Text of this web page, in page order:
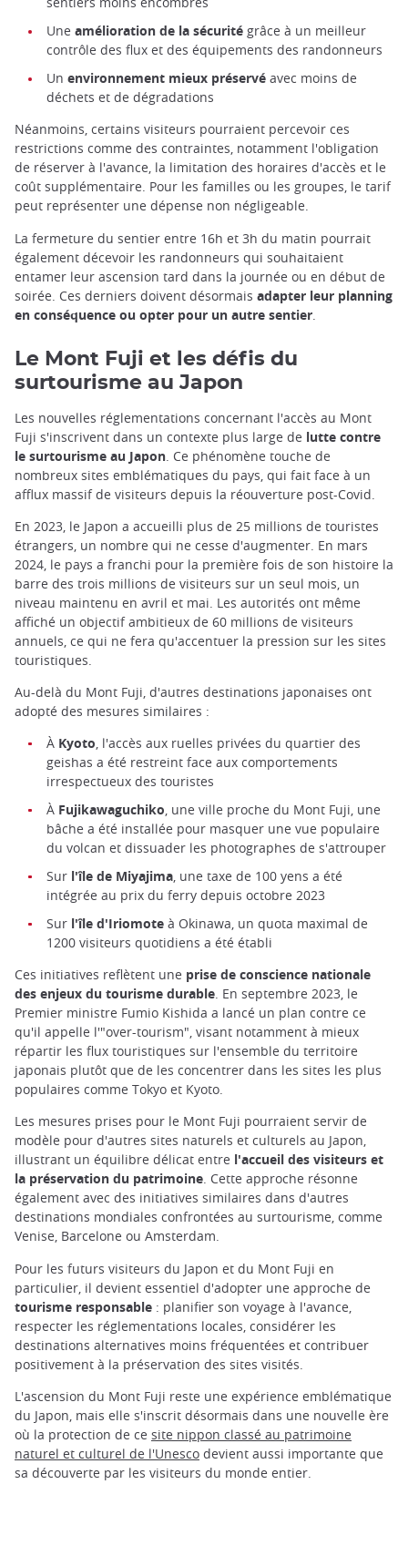
Une amélioration de la sécurité grâce à un meilleur
contrôle des flux et des équipements des randonneurs
Un environnement mieux préservé avec moins de
déchets et de dégradations
Néanmoins, certains visiteurs pourraient percevoir ces
restrictions comme des contraintes, notamment l'obligation
de réserver à l'avance, la limitation des horaires d'accès et le
coût supplémentaire. Pour les familles ou les groupes, le tarif
peut représenter une dépense non négligeable.
La fermeture du sentier entre 16h et 3h du matin pourrait
également décevoir les randonneurs qui souhaitaient
entamer leur ascension tard dans la journée ou en début de
soirée. Ces derniers doivent désormais adapter leur planning
en conséquence ou opter pour un autre sentier
Le Mont Fuji et les défis du
surtourisme au Japon
Les nouvelles réglementations concernant l'accès au Mont
Fuji s'inscrivent dans un contexte plus large de lutte contre
le surtourisme au Japon . Ce phénomène touche de
nombreux sites emblématiques du pays, qui fait face à un
afflux massif de visiteurs depuis la réouverture post-Covid.
En 2023, le Japon a accueilli plus de 25 millions de touristes
étrangers, un nombre qui ne cesse d'augmenter. En mars
2024, le pays a franchi pour la première fois de son histoire la
barre des trois millions de visiteurs sur un seul mois, un
niveau maintenu en avril et mai. Les autorités ont même
affiché un objectif ambitieux de 60 millions de visiteurs
annuels, ce qui ne fera qu'accentuer la pression sur les sites
touristiques.
Au-delà du Mont Fuji, d'autres destinations japonaises ont
adopté des mesures similaires :
À Kyoto, l'accès aux ruelles privées du quartier des
geishas a été restreint face aux comportements
irrespectueux des touristes
À Fujikawaguchiko, une ville proche du Mont Fuji, une
bâche a été installée pour masquer une vue populaire
du volcan et dissuader les photographes de s'attrouper
Sur l'île de Miyajima, une taxe de 100 yens a été
intégrée au prix du ferry depuis octobre 2023
Sur l'île d'Iriomote à Okinawa, un quota maximal de
1200 visiteurs quotidiens a été établi
Ces initiatives reflètent une prise de conscience nationale
des enjeux du tourisme durable. En septembre 2023, le
Premier ministre Fumio Kishida a lancé un plan contre ce
qu'il appelle l'"over-tourism", visant notamment à mieux
répartir les flux touristiques sur l'ensemble du territoire
japonais plutôt que de les concentrer dans les sites les plus
populaires comme Tokyo et Kyoto.
Les mesures prises pour le Mont Fuji pourraient servir de
modèle pour d'autres sites naturels et culturels au Japon,
illustrant un équilibre délicat entre l'accueil des visiteurs et
la préservation du patrimoine. Cette approche résonne
également avec des initiatives similaires dans d'autres
destinations mondiales confrontées au surtourisme, comme
Venise, Barcelone ou Amsterdam.
Pour les futurs visiteurs du Japon et du Mont Fuji en
particulier, il devient essentiel d'adopter une approche de
tourisme responsable : planifier son voyage à l'avance,
respecter les réglementations locales, considérer les
destinations alternatives moins fréquentées et contribuer
positivement à la préservation des sites visités.
L'ascension du Mont Fuji reste une expérience emblématique
du Japon, mais elle s'inscrit désormais dans une nouvelle ère
où la protection de ce site nippon classé au patrimoine
naturel et culturel de l'Unesco devient aussi importante que
sa découverte par les visiteurs du monde entier.